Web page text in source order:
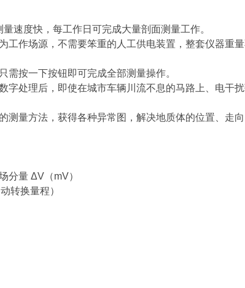
速度快，每工作日可完成大量剖面测量工作。
作场源，不需要笨重的人工供电装置，整套仪器重
按一下按钮即可完成全部测量操作。
处理后，即使在城市车辆川流不息的马路上、电干
量方法，获得各种异常图，解决地质体的位置、走
量 ΔV（mV）
转换量程）